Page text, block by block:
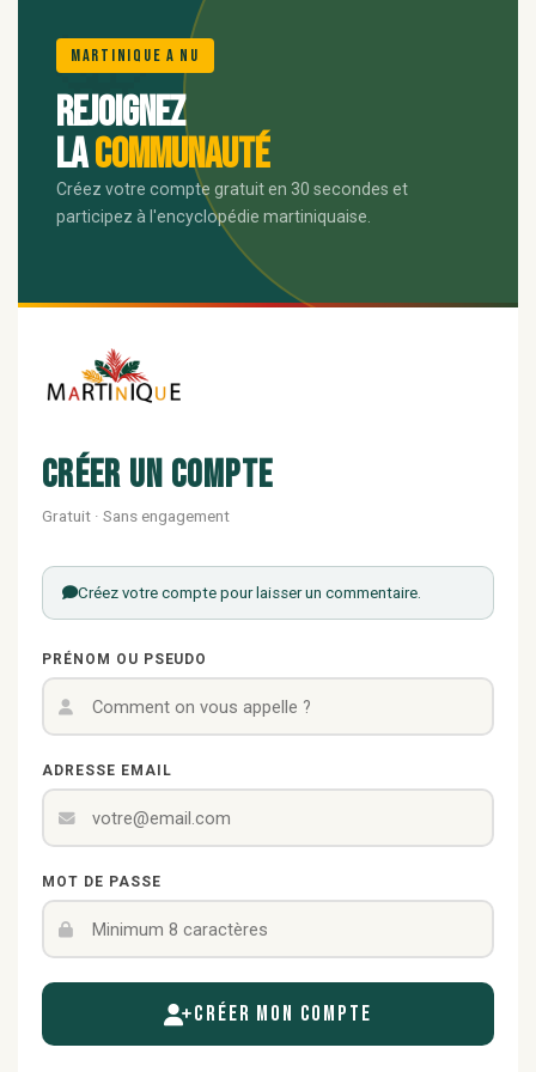
🌺
Martinique A Nu
Rejoignez
lacommunauté
Créez votre compte gratuit en 30 secondes et
participez à l'encyclopédie martiniquaise.
Créer un compte
Gratuit · Sans engagement
Créez votre compte pour laisser un commentaire.
PRÉNOM OU PSEUDO
ADRESSE EMAIL
MOT DE PASSE
Créer mon compte